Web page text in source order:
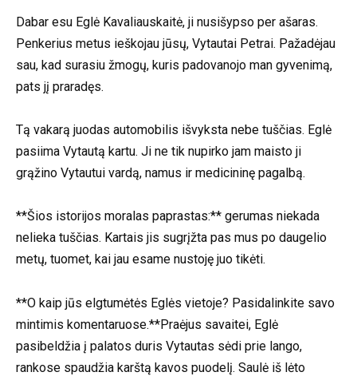
Dabar esu Eglė Kavaliauskaitė, ji nusišypso per ašaras.
Penkerius metus ieškojau jūsų, Vytautai Petrai. Pažadėjau
sau, kad surasiu žmogų, kuris padovanojo man gyvenimą,
pats jį praradęs.
Tą vakarą juodas automobilis išvyksta nebe tuščias. Eglė
pasiima Vytautą kartu. Ji ne tik nupirko jam maisto ji
grąžino Vytautui vardą, namus ir medicininę pagalbą.
**Šios istorijos moralas paprastas:** gerumas niekada
nelieka tuščias. Kartais jis sugrįžta pas mus po daugelio
metų, tuomet, kai jau esame nustoję juo tikėti.
**O kaip jūs elgtumėtės Eglės vietoje? Pasidalinkite savo
mintimis komentaruose.**Praėjus savaitei, Eglė
pasibeldžia į palatos duris Vytautas sėdi prie lango,
rankose spaudžia karštą kavos puodelį. Saulė iš lėto